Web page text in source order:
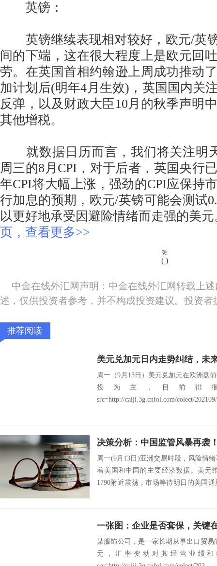
英镑：
英镑继续表现相对较好，欧元/英镑
间的下端，这在很大程度上是欧元回
劳。在英国首相约翰逊上周成功推动
加计划后(明年4月生效)，英国国内关
反弹，以及财政大臣10月的秋季声明
其他增税。
就数据日历而言，我们将关注明
周三的8月CPI，对于后者，英国央行
年CPI将大幅上涨，强劲的CPI应保持
行加息的预期，欧元/英镑可能会测试
以更好地承受因避险情绪而走强的美
页，查看更多>>
赞
( )
中金在线外汇网声明：中金在线外汇网转载上
述，仅供投资者参考，并不构成投资建议。投资
推荐阅读
美元兑加元日内走势纠结，未
周一（9月13日）美元兑加元在欧洲盘
投为主，目前徘徊
src=http://caiji.3g.cnfol.com/colect/
周一(9月13日)亚洲交易时段，风险情
着美国和中国的主要经济数据。美元
1790附近震荡，市场等待明日的美国
一张图：企业是否套保，关键
某服饰公司，是一家长期从事出口贸易
元，汇率变动对其经营业绩